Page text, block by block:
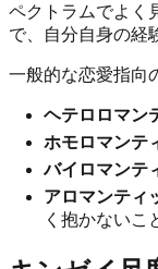
ペクトラムでよく
で、自分自身の経
一般的な恋愛指向
ヘテロロマン
ホモロマンテ
バイロマンテ
アロマンティ
く抱かないこ